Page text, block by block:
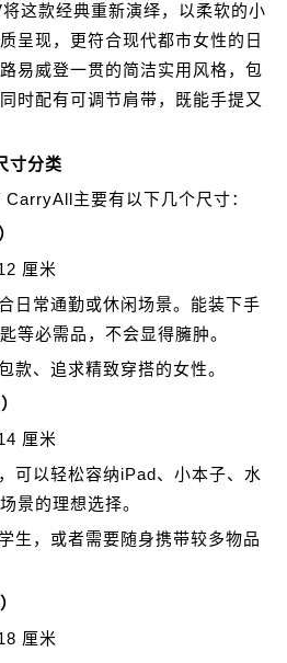
这款经典重新演绎，以柔软的小
呈现，更符合现代都市女性的日
易威登一贯的简洁实用风格，包
时配有可调节肩带，既能手提又
寸分类
主要有以下几个尺寸：
厘米
日常通勤或休闲场景。能装下手
等必需品，不会显得臃肿。
款、追求精致穿搭的女性。
厘米
可以轻松容纳iPad、小本子、水
景的理想选择。
生，或者需要随身携带较多物品
厘米